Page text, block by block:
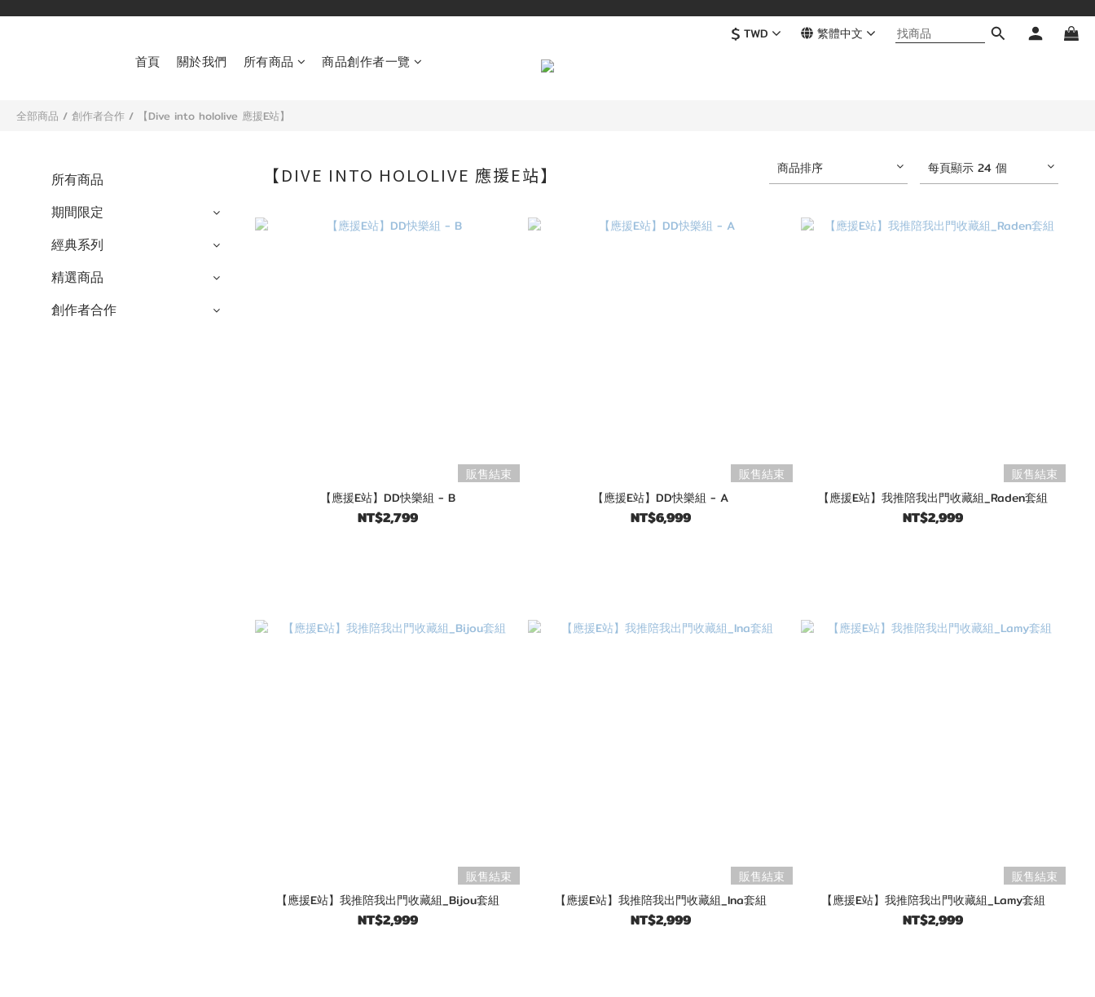
$ TWD 繁體中文
首頁 關於我們 所有商品 商品創作者一覽
全部商品 / 創作者合作 / 【Dive into hololive 應援E站】
所有商品
期間限定
經典系列
精選商品
創作者合作
【DIVE INTO HOLOLIVE 應援E站】 商品排序 每頁顯示 24 個
販售結束
【應援E站】DD快樂組 - B
NT$2,799
販售結束
【應援E站】DD快樂組 - A
NT$6,999
販售結束
【應援E站】我推陪我出門收藏組_Raden套組
NT$2,999
販售結束
【應援E站】我推陪我出門收藏組_Bijou套組
NT$2,999
販售結束
【應援E站】我推陪我出門收藏組_Ina套組
NT$2,999
販售結束
【應援E站】我推陪我出門收藏組_Lamy套組
NT$2,999